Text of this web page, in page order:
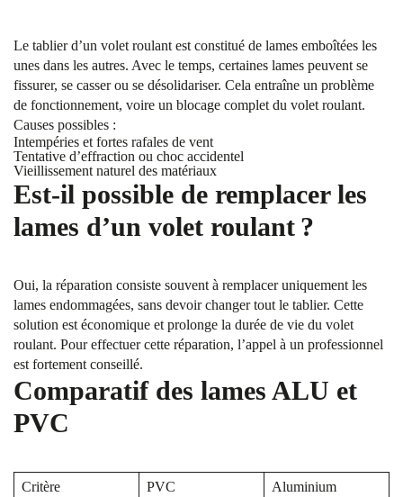
Le tablier d’un volet roulant est constitué de lames emboîtées les
unes dans les autres. Avec le temps, certaines lames peuvent se
fissurer, se casser ou se désolidariser. Cela entraîne un problème
de fonctionnement, voire un blocage complet du volet roulant.
Causes possibles :
Intempéries et fortes rafales de vent
Tentative d’effraction ou choc accidentel
Vieillissement naturel des matériaux
Est-il possible de remplacer les
lames d’un volet roulant ?
Oui, la réparation consiste souvent à remplacer uniquement les
lames endommagées, sans devoir changer tout le tablier. Cette
solution est économique et prolonge la durée de vie du volet
roulant. Pour effectuer cette réparation, l’appel à un professionnel
est fortement conseillé.
Comparatif des lames ALU et
PVC
Critère PVC Aluminium